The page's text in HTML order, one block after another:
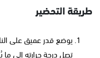
طريقة التحضير
يوضع قدر عميق على
تصل درجة حرارته إلى ما يُعادل 95 درجة